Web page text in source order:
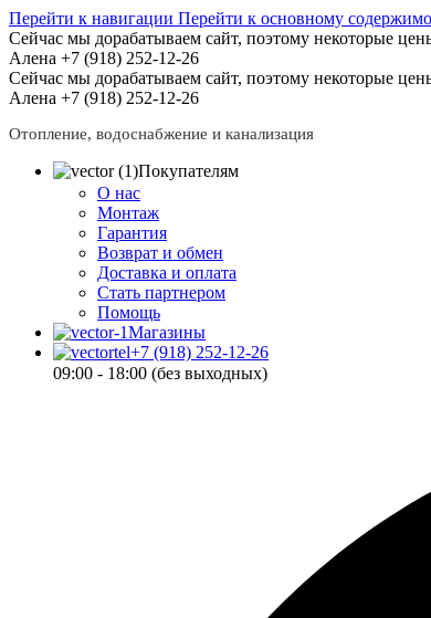
Перейти к навигации Перейти к основному
Сейчас мы дорабатываем сайт, поэтому некоторые
Алена +7 (918) 252-12-26
Сейчас мы дорабатываем сайт, поэтому некоторые
Алена +7 (918) 252-12-26
Отопление, водоснабжение и канализация
Покупателям
О нас
Монтаж
Гарантия
Возврат и обмен
Доставка и оплата
Стать партнером
Помощь
Магазины
+7 (918) 252-12-26
09:00 - 18:00 (без выходных)